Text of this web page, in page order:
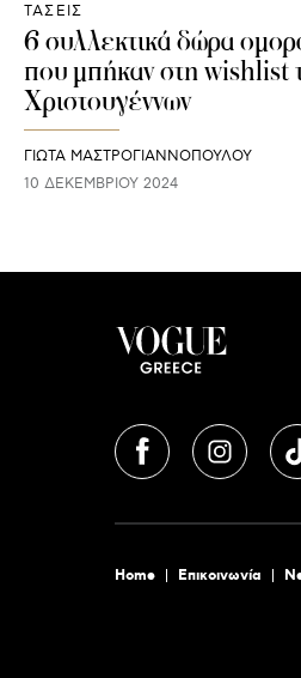
ΤΑΣΕΙΣ
6 συλλεκτικά δώρα
που μπήκαν στη wishlist
Χριστουγέννων
ΓΙΩΤΑ ΜΑΣΤΡΟΓΙΑΝΝΟΠΟΥΛΟΥ
10 ΔΕΚΕΜΒΡΊΟΥ 2024
Home Επικοινωνία